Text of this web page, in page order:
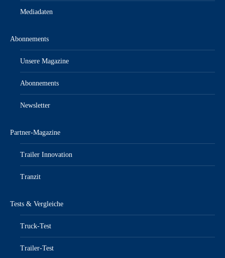
Mediadaten
Abonnements
Unsere Magazine
Abonnements
Newsletter
Partner-Magazine
Trailer Innovation
Tranzit
Tests & Vergleiche
Truck-Test
Trailer-Test